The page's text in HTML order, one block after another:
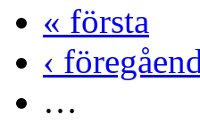
« första
‹
…